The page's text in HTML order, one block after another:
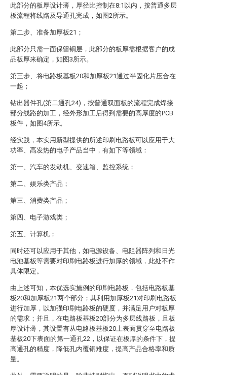
此部分的板厚设计薄，厚径比控制在8:1以内，按普通多层
板流程将线路及导通孔完成，如图2所示。
第二步、准备加厚板21；
此部分只需一面保留铜层，此部分的板厚需根据客户的成
品板厚来确定，如图3所示。
第三步、将电路板基板20和加厚板21通过半固化片压合在
一起；
钻出器件孔(第二通孔24)，按普通双面板的流程完成焊接
部分线路的加工，经外形加工后得到需要的高厚度的PCB
板件，如图4所示。
经实践，本实用新型提供的所述印刷电路板可以应用于大
功率、高发热的电子产品当中，有如下等领域：
第一、汽车的发动机、变速箱、监控系统；
第二、娱乐类产品；
第三、消费类产品；
第四、电子游戏类；
第五、计算机；
同时还可以应用于其他，如电源设备、电阻器阵列和日光
电池基板等需要对印刷电路板进行加厚的领域，此处不作
具体限定。
由上述可知，本优选实施例的印刷电路板，包括电路板基
板20和加厚板21两个部分；其利用加厚板21对印刷电路板
进行加厚，以加强印刷电路板的硬度，并满足用户对板厚
的需求；并且，在电路板基板20部分为多层线路板，且板
厚设计薄，其设置有从电路板基板20上表面贯穿至电路板
基板20下表面的第一通孔22，以保证在板厚的条件下，提
高通孔的精度，降低孔内覆铜难度，提高产品合格率和质
量。